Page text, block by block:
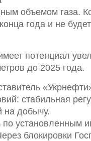
объемом газа.
года и не
потенциал
до 2025 года.
стабильная
на добычу.
по установленным
блокировки